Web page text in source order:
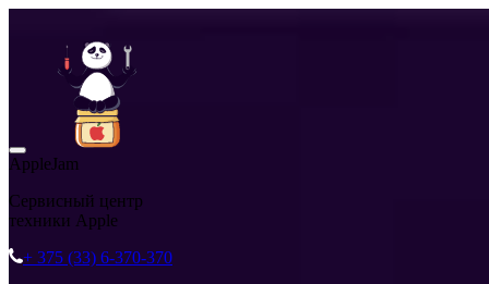
AppleJam
Сервисный центр
техники Apple
+ 375 (33) 6-370-370